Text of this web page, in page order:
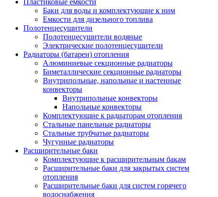
Пластиковые емкости
Баки для воды и комплектующие к ним
Емкости для дизельного топлива
Полотенцесушители
Полотенцесушители водяные
Электрические полотенцесушители
Радиаторы (батареи) отопления
Алюминиевые секционные радиаторы
Биметаллические секционные радиаторы
Внутрипольные, напольные и настенные
конвекторы
Внутрипольные конвекторы
Напольные конвекторы
Комплектующие к радиаторам отопления
Стальные панельные радиаторы
Стальные трубчатые радиаторы
Чугунные радиаторы
Расширительные баки
Комплектующие к расширительным бакам
Расширительные баки для закрытых систем
отопления
Расширительные баки для систем горячего
водоснабжения